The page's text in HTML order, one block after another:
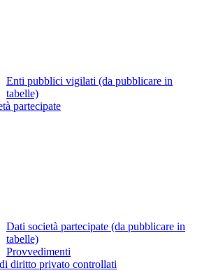
Enti pubblici vigilati (da pubblicare in
tabelle)
partecipate
Dati società partecipate (da pubblicare in
tabelle)
Provvedimenti
diritto privato controllati